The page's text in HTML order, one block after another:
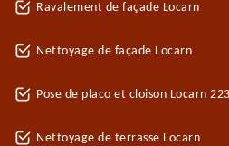
Ravalement de façade Locarn
Nettoyage de façade Locarn
Pose de placo et cloison Locarn
Nettoyage de terrasse Locarn